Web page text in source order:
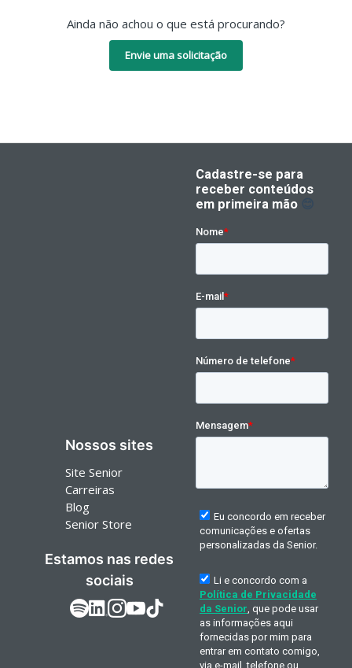
Ainda não achou o que está procurando?
Envie uma solicitação
Nossos sites
Site Senior
Carreiras
Blog
Senior Store
Estamos nas redes
sociais